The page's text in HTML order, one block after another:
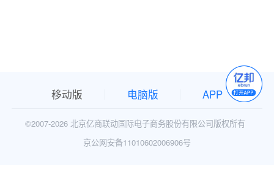
移动版 电脑版 APP
©2007-2026 北京亿商联动国际电子商务股份有限公司版权所有
京公网安备11010602006906号